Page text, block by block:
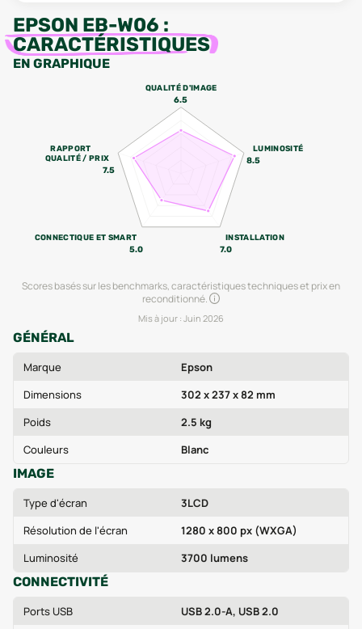
EPSON EB-W06 :
CARACTÉRISTIQUES
EN GRAPHIQUE
QUALITÉ D'IMAGE
6.5
LUMINOSITÉ
8.5
INSTALLATION
7.0
CONNECTIQUE ET SMART
5.0
RAPPORT
QUALITÉ / PRIX
7.5
Scores basés sur les benchmarks, caractéristiques techniques et prix en
reconditionné.
Mis à jour : Juin 2026
GÉNÉRAL
Marque
Epson
Dimensions
302 x 237 x 82 mm
Poids
2.5 kg
Couleurs
Blanc
IMAGE
Type d'écran
3LCD
Résolution de l'écran
1280 x 800 px (WXGA)
Luminosité
3700 lumens
CONNECTIVITÉ
Ports USB
USB 2.0-A, USB 2.0